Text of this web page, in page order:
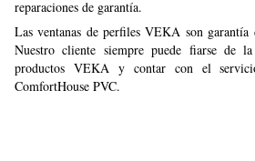
reparaciones de garantía.
Las ventanas de perfiles VEKA son
Nuestro cliente siempre puede fiarse de
productos VEKA y contar con el
ComfortHouse PVC.